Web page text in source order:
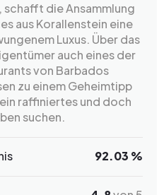
die Ansammlung
aus Korallenstein eine
Luxus. Über das
auch eines der
von Barbados
zu einem Geheimtipp
raffiniertes und doch
suchen.
92.03 %